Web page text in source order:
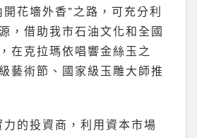
花墻外香”之路，可充分利
，借助我市石油文化和全國
在克拉瑪依唱響金絲玉之
藝術節、國家級玉雕大師推
力的投資商，利用資本市場